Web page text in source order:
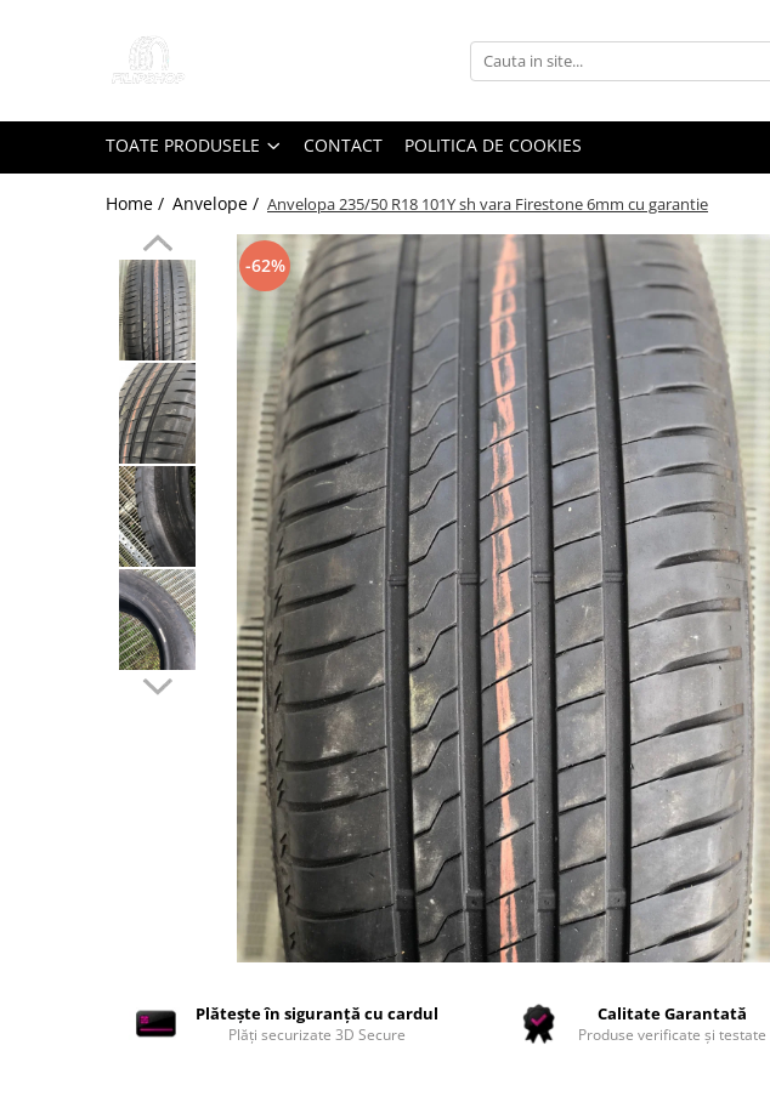
Toate Produsele
Anvelope Second-Hand
Anvelope SH iarna
Anvelope SH vara
Capace Jante
Jante Second-Hand
Accesorii Auto
Accesorii Exterior Auto
Accesorii interior auto
Inele de Ghidaj
Pistoale de curatat (tornadoare)
Accesorii scule
TOATE PRODUSELE CONTACT POLITICA DE COOKIES
Home / Anvelope / Anvelopa 235/50 R18 101Y sh vara Firestone 6mm cu garantie
-62%
Plătește în siguranță cu cardul
Plăți securizate 3D Secure
Calitate Garantată
Produse verificate și testate